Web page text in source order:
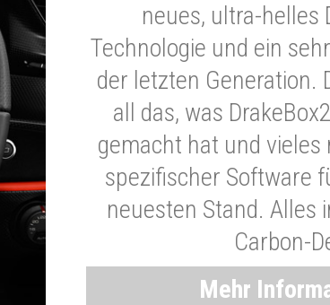
neues, ultra-helles
Technologie und ein
der letzten Generation.
all das, was
gemacht hat und vieles
spezifischer Software
neuesten Stand. Alles
Carbon-
Mehr